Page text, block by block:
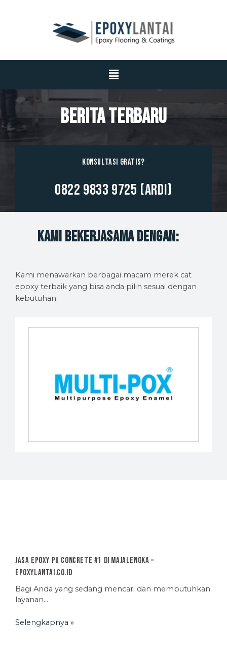
Berita Terbaru
Konsultasi GRATIS?
0822 9833 9725 (Ardi)
Kami bekerjasama dengan:
Kami menawarkan berbagai macam merek cat
epoxy terbaik yang bisa anda pilih sesuai dengan
kebutuhan:
Jasa Epoxy PU Concrete #1 di Majalengka –
EpoxyLantai.co.id
Bagi Anda yang sedang mencari dan membutuhkan
layanan…
Selengkapnya »